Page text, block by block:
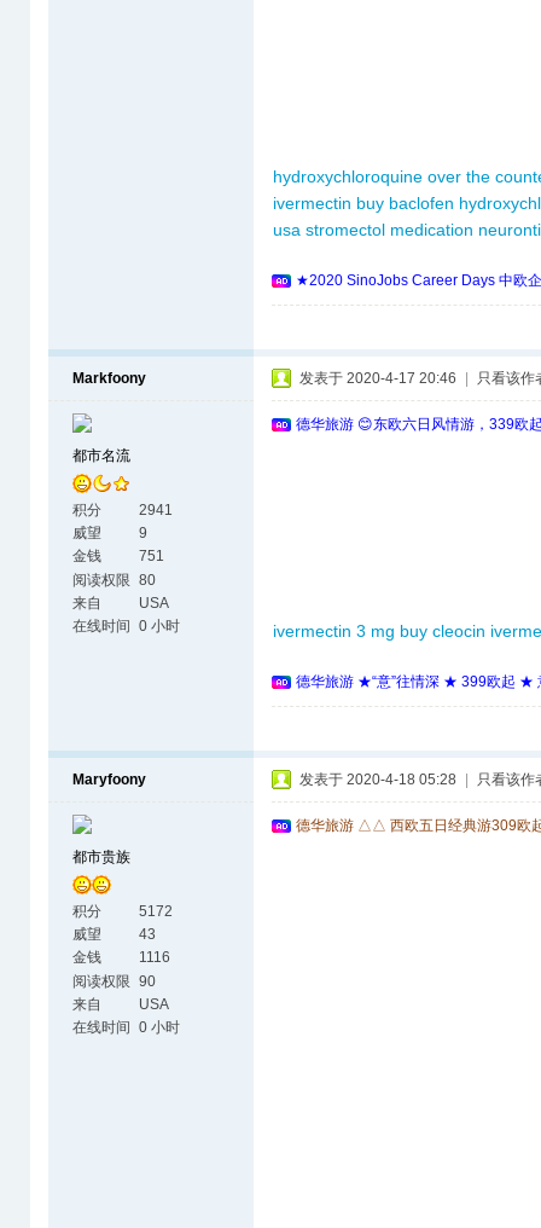
hydroxychloroquine over the
ivermectin buy baclofen
usa stromectol medication
★2020 SinoJobs Career Days 中欧
Markfoony
都市名流
积分
2941
威望
9
金钱
751
阅读权限 80
来自
USA
在线时间
0 小时
发表于 2020-4-17 20:46 只看该作
德华旅游 😊东欧六日风情游，339欧
ivermectin 3 mg buy cleocin
德华旅游 ★“意”往情深 ★ 399欧起 ★
Maryfoony
都市贵族
积分
5172
威望
43
金钱
1116
阅读权限 90
来自
USA
在线时间
0 小时
发表于 2020-4-18 05:28 只看该作
德华旅游 △△ 西欧五日经典游309欧